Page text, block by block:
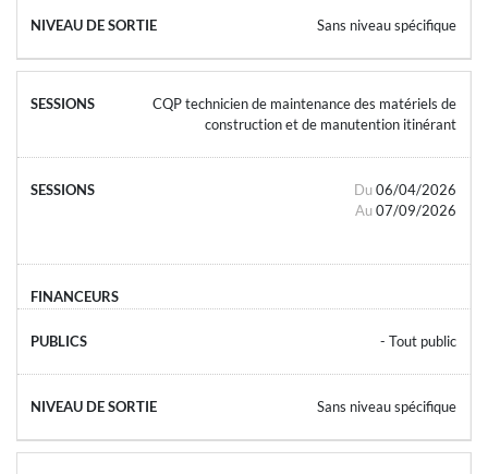
Sans niveau spécifique
CQP technicien de maintenance des matériels de
construction et de manutention itinérant
Du 06/04/2026
Au 07/09/2026
- Tout public
Sans niveau spécifique